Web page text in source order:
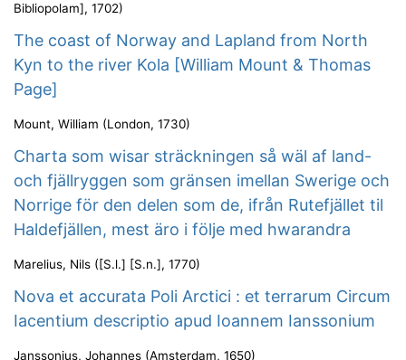
Bibliopolam], 1702)
The coast of Norway and Lapland from North
Kyn to the river Kola [William Mount & Thomas
Page]
Mount, William (London, 1730)
Charta som wisar sträckningen så wäl af land-
och fjällryggen som gränsen imellan Swerige och
Norrige för den delen som de, ifrån Rutefjället til
Haldefjällen, mest äro i följe med hwarandra
Marelius, Nils ([S.l.] [S.n.], 1770)
Nova et accurata Poli Arctici : et terrarum Circum
Iacentium descriptio apud Ioannem Ianssonium
Janssonius, Johannes (Amsterdam, 1650)